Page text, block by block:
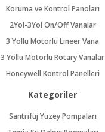
Koruma ve Kontrol Panoları
2Yol-3Yol On/Off Vanalar
3 Yollu Motorlu Lineer Vana
3 Yollu Motorlu Rotary Vanalar
Honeywell Kontrol Panelleri
Kategoriler
Santrifüj Yüzey Pompaları